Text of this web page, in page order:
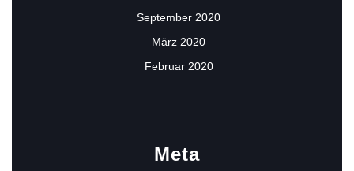
September 2020
März 2020
Februar 2020
Meta